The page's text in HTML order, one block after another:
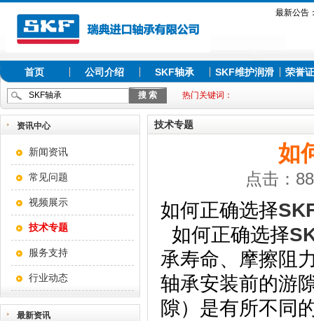
最新公告
首页 公司介绍 SKF轴承 SKF维护润滑 荣誉
热门关键词：
资讯中心
新闻资讯
常见问题
视频展示
技术专题
服务支持
行业动态
最新资讯
技术专题
如
点击：
如何正确选择
如何正确选择
承寿命、摩擦阻
轴承安装前的游
隙）是有所不同